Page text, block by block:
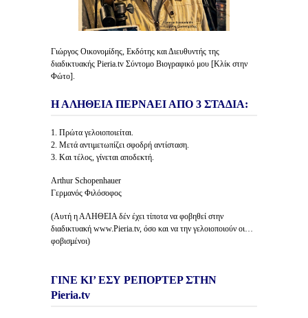
Γιώργος Οικονομίδης, Εκδότης και Διευθυντής της
διαδικτυακής Pieria.tv Σύντομο Βιογραφικό μου [Κλίκ στην
Φώτο].
Η ΑΛΗΘΕΙΑ ΠΕΡΝΑΕΙ ΑΠΟ 3 ΣΤΑΔΙΑ:
1. Πρώτα γελοιοποιείται.
2. Μετά αντιμετωπίζει σφοδρή αντίσταση.
3. Και τέλος, γίνεται αποδεκτή.
Arthur Schopenhauer
Γερμανός Φιλόσοφος
(Αυτή η ΑΛΗΘΕΙΑ δέν έχει τίποτα να φοβηθεί στην
διαδικτυακή www.Pieria.tv, όσο και να την γελοιοποιούν οι…
φοβισμένοι)
ΓΙΝΕ ΚΙ’ ΕΣΥ ΡΕΠΟΡΤΕΡ ΣΤΗΝ
Pieria.tv